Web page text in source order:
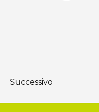
Successivo